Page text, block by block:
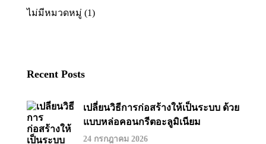
ไม่มีหมวดหมู่ (1)
Recent Posts
เปลี่ยนวิธีการก่อสร้างให้เป็นระบบ ด้วย
แบบหล่อคอนกรีตอะลูมิเนียม
24 กรกฎาคม 2026